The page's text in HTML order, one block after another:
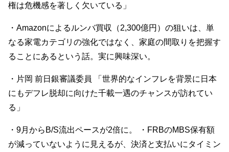
権は危機感を著しく欠いている」
・Amazonによるルンバ買収（2,300億円）の狙いは、単
なる家電カテゴリの強化ではなく、家庭の間取りを把握す
ることにあるという話。実に興味深い。
・片岡 前日銀審議委員 「世界的なインフレを背景に日本
にもデフレ脱却に向けた千載一遇のチャンスが訪れてい
る」
・9月からB/S流出ペースが2倍に。 ・FRBのMBS保有額
が減っていないように見えるが、決済と支払いにタイミン